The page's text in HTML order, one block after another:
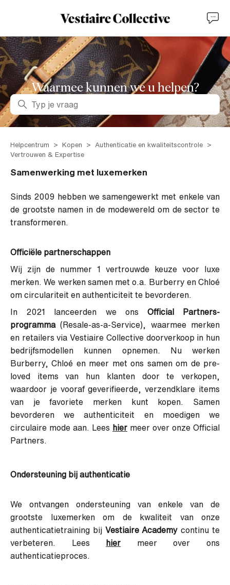
Waarmee kunnen we u helpen?
Zoeken
Helpcentrum Kopen
Authenticatie en kwaliteitscontrole
Vertrouwen & Expertise
Samenwerking met luxemerken
Sinds 2009 hebben we samengewerkt met enkele van
de grootste namen in de modewereld om de sector te
transformeren.
Officiële partnerschappen
Wij zijn de nummer 1 vertrouwde keuze voor luxe
merken. We werken samen met o.a. Burberry en Chloé
om circulariteit en authenticiteit te bevorderen.
In 2021 lanceerden we ons Official Partners-
programma (Resale-as-a-Service), waarmee merken
en retailers via Vestiaire Collective doorverkoop in hun
bedrijfsmodellen kunnen opnemen. Nu werken
Burberry, Chloé en meer met ons samen om de pre-
loved items van hun klanten door te verkopen,
waardoor je vooraf geverifieerde, verzendklare items
van je favoriete merken kunt kopen. Samen
bevorderen we authenticiteit en moedigen we
circulaire mode aan. Lees hier meer over onze Official
Partners.
Ondersteuning bij authenticatie
We ontvangen ondersteuning van enkele van de
grootste luxemerken om de kwaliteit van onze
authenticatietraining bij Vestiaire Academy continu te
verbeteren. Lees
hier meer over ons
authenticatieproces.